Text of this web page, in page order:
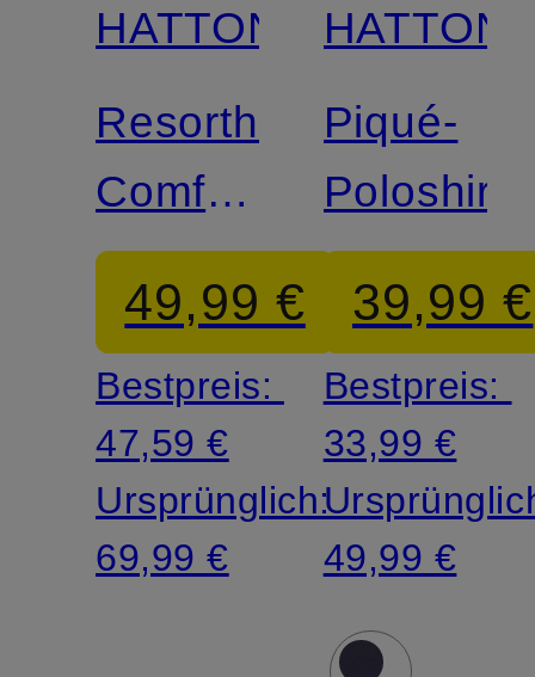
HATTON
Resorthemd
Comfort
Fit
49,99 €
Bestpreis:
47,59 €
Ursprünglich:
69,99 €
HATTON
Piqué-
Poloshirt
39,99 €
Bestpreis:
33,99 €
49,99 €